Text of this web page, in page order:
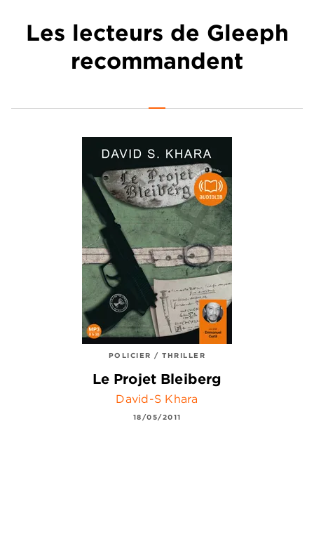
Les lecteurs de Gleeph
recommandent
POLICIER / THRILLER
Le Projet Bleiberg
David-S Khara
18/05/2011